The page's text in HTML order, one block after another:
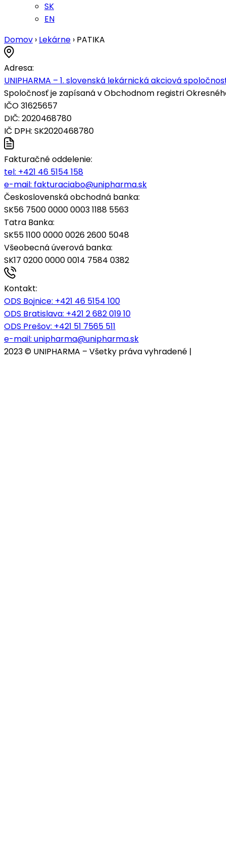
SK
EN
Domov › Lekárne › PATIKA
Adresa:
UNIPHARMA – 1. slovenská lekárnická akciová
Spoločnosť je zapísaná v Obchodnom registri
IČO 31625657
DIČ: 2020468780
IČ DPH: SK2020468780
Fakturačné oddelenie:
tel: +421 46 5154 158
e-mail: fakturaciabo@unipharma.sk
Československá obchodná banka:
SK56 7500 0000 0003 1188 5563
Tatra Banka:
SK55 1100 0000 0026 2600 5048
Všeobecná úverová banka:
SK17 0200 0000 0014 7584 0382
Kontakt:
ODS Bojnice: +421 46 5154 100
ODS Bratislava: +421 2 682 019 10
ODS Prešov: +421 51 7565 511
e-mail: unipharma@unipharma.sk
2023 © UNIPHARMA – Všetky práva vyhradené |